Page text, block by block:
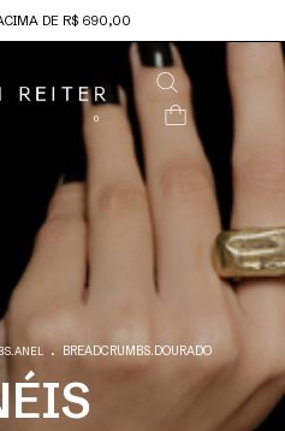
DE R$ 690,00
0
. BREADCRUMBS.DOURADO